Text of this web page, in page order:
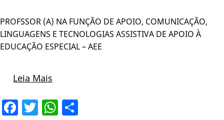
PROFSSOR (A) NA FUNÇÃO DE APOIO, COMUNICAÇÃO,
LINGUAGENS E TECNOLOGIAS ASSISTIVA DE APOIO À
EDUCAÇÃO ESPECIAL – AEE
Leia Mais
Facebook
TwitterWhatsApp